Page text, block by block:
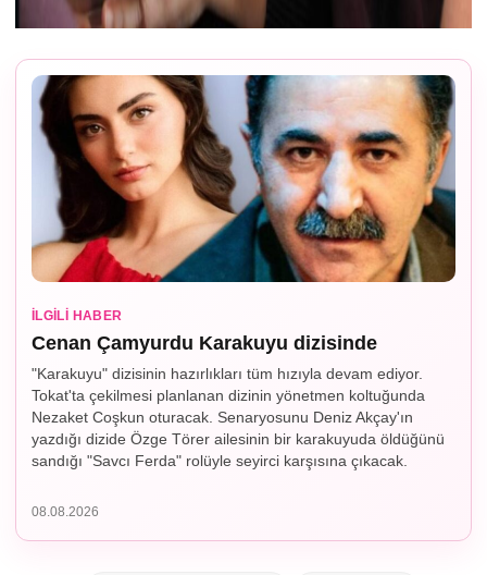
İLGILI HABER
Cenan Çamyurdu Karakuyu dizisinde
"Karakuyu" dizisinin hazırlıkları tüm hızıyla devam ediyor.
Tokat'ta çekilmesi planlanan dizinin yönetmen koltuğunda
Nezaket Coşkun oturacak. Senaryosunu Deniz Akçay'ın
yazdığı dizide Özge Törer ailesinin bir karakuyuda öldüğünü
sandığı "Savcı Ferda" rolüyle seyirci karşısına çıkacak.
08.08.2026